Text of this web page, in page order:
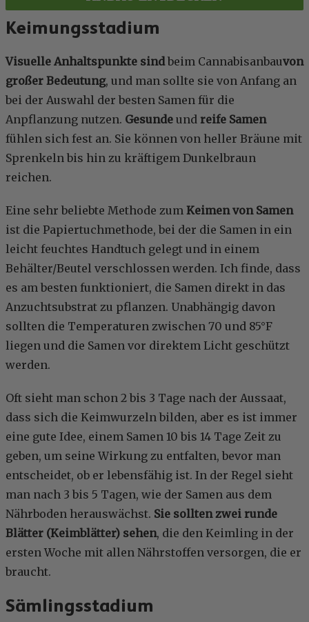
Keimungsstadium
Visuelle Anhaltspunkte sindbeim Cannabisanbauvon
großer Bedeutung, und man sollte sie von Anfang an
bei der Auswahl der besten Samen für die
Anpflanzung nutzen. Gesunde und reife Samen
fühlen sich fest an. Sie können von heller Bräune mit
Sprenkeln bis hin zu kräftigem Dunkelbraun
reichen.
Eine sehr beliebte Methode zum Keimen von Samen
ist die Papiertuchmethode, bei der die Samen in ein
leicht feuchtes Handtuch gelegt und in einem
Behälter/Beutel verschlossen werden. Ich finde, dass
es am besten funktioniert, die Samen direkt in das
Anzuchtsubstrat zu pflanzen. Unabhängig davon
sollten die Temperaturen zwischen 70 und 85°F
liegen und die Samen vor direktem Licht geschützt
werden.
Oft sieht man schon 2 bis 3 Tage nach der Aussaat,
dass sich die Keimwurzeln bilden, aber es ist immer
eine gute Idee, einem Samen 10 bis 14 Tage Zeit zu
geben, um seine Wirkung zu entfalten, bevor man
entscheidet, ob er lebensfähig ist. In der Regel sieht
man nach 3 bis 5 Tagen, wie der Samen aus dem
Nährboden herauswächst. Sie sollten zwei runde
Blätter (Keimblätter) sehen, die den Keimling in der
ersten Woche mit allen Nährstoffen versorgen, die er
braucht.
Sämlingsstadium